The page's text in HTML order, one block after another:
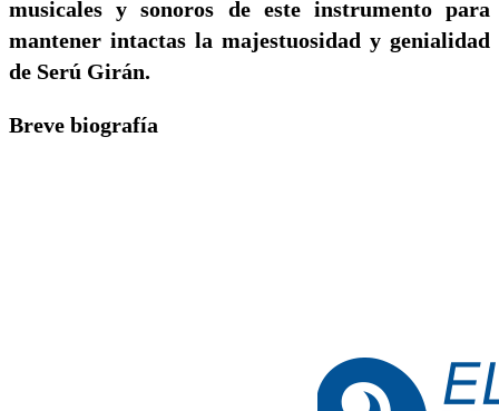
musicales y sonoros de este instrumento para
mantener intactas la majestuosidad y genialidad
de Serú Girán.
Breve biografía